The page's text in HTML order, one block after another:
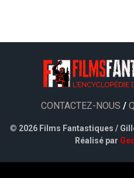
CONTACTEZ-NOUS /
© 2026 Films Fantastiques /
Réalisé par